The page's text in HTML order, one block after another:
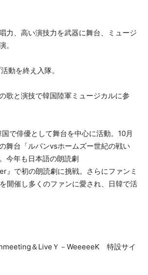
力、高い演技力を武器に舞台、ミュージ
。
動を終え入隊。
歌と演技で韓国陸軍ミュージカルに参
で俳優として舞台を中心に活動。10月
舞台「ルパンvsホームズー世紀の戦い
今年も日本語の朗読劇
』で初の朗読劇に挑戦。さらにファンミ
開催し多くのファンに愛され、日韓で活
＆LiveＹ－WeeeeeK 特設サイ